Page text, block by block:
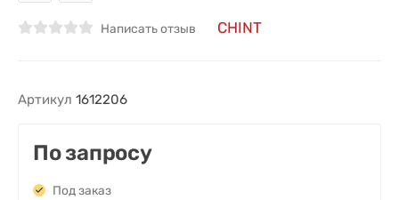
Написать отзыв CHINT
Артикул 1612206
По запросу
Под заказ